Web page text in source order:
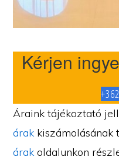
Kérjen
Áraink tájékoztató
árak
árak oldalunkon